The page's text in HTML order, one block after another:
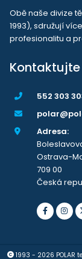
Obě naše divize
1993), sdružují
profesionalitu a
552 303
Adresa:
Ostrava-
709 00
Česká
1993 - 2026 POLAR